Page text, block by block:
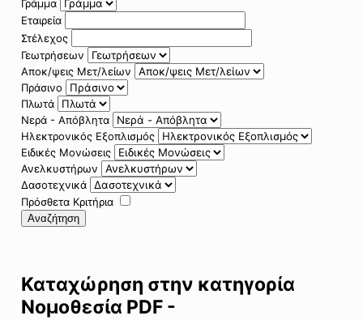
Γράμμα
Εταιρεία
Στέλεχος
Γεωτρήσεων
Αποκ/ψεις Μετ/λείων
Πράσινο
Πλωτά
Νερά - Απόβλητα
Ηλεκτρονικός Εξοπλισμός
Ειδικές Μονώσεις
Ανελκυστήρων
Δασοτεχνικά
Πρόσθετα Κριτήρια
Αναζήτηση
Καταχώρηση στην κατηγορία
Νομοθεσία PDF -